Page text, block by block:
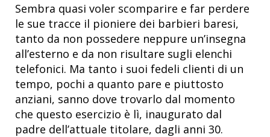
Sembra quasi voler scomparire e far perdere
le sue tracce il pioniere dei barbieri baresi,
tanto da non possedere neppure un’insegna
all’esterno e da non risultare sugli elenchi
telefonici. Ma tanto i suoi fedeli clienti di un
tempo, pochi a quanto pare e piuttosto
anziani, sanno dove trovarlo dal momento
che questo esercizio è lì, inaugurato dal
padre dell’attuale titolare, dagli anni 30.